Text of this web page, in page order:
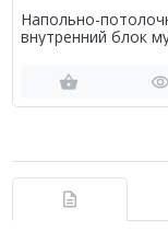
Напольно-
внутренний блок
ABYG45LRTA